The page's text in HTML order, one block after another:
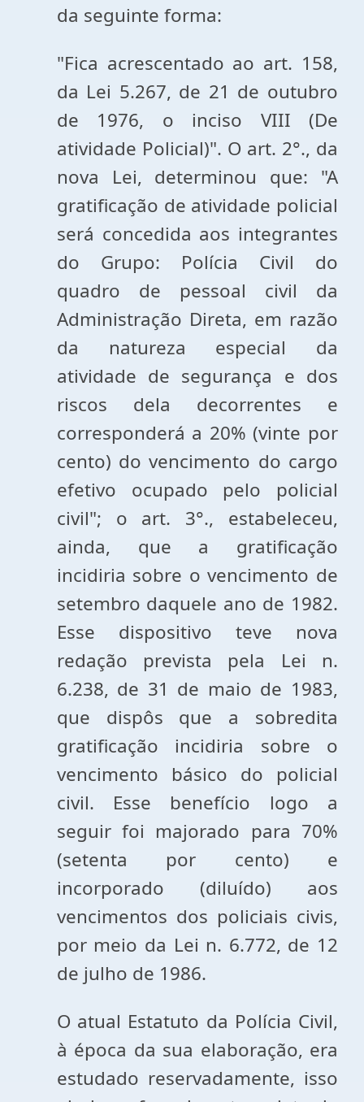
da seguinte forma:
"Fica acrescentado ao art. 158,
da Lei 5.267, de 21 de outubro
de 1976, o inciso VIII (De
atividade Policial)". O art. 2°., da
nova Lei, determinou que: "A
gratificação de atividade policial
será concedida aos integrantes
do Grupo: Polícia Civil do
quadro de pessoal civil da
Administração Direta, em razão
da natureza especial da
atividade de segurança e dos
riscos dela decorrentes e
corresponderá a 20% (vinte por
cento) do vencimento do cargo
efetivo ocupado pelo policial
civil"; o art. 3°., estabeleceu,
ainda, que a gratificação
incidiria sobre o vencimento de
setembro daquele ano de 1982.
Esse dispositivo teve nova
redação prevista pela Lei n.
6.238, de 31 de maio de 1983,
que dispôs que a sobredita
gratificação incidiria sobre o
vencimento básico do policial
civil. Esse benefício logo a
seguir foi majorado para 70%
(setenta por cento) e
incorporado (diluído) aos
vencimentos dos policiais civis,
por meio da Lei n. 6.772, de 12
de julho de 1986.
O atual Estatuto da Polícia Civil,
à época da sua elaboração, era
estudado reservadamente, isso